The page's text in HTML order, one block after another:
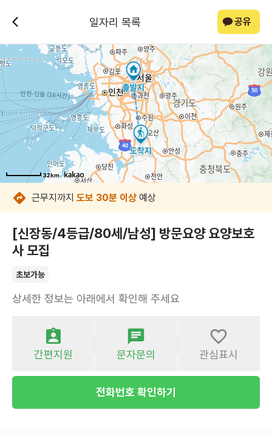
일자리 목록 공유
32km
32km
32km
32km
32km
32km
32km
32km
근무지까지 도보 30분 이상 예상
[신장동/4등급/80세/남성] 방문요양 요양보호
사 모집
초보가능
상세한 정보는 아래에서 확인해 주세요
간편지원 문자문의 관심표시
전화번호 확인하기